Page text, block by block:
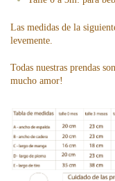
Las medidas de la
levemente.
Todas nuestras prendas
mucho amor!